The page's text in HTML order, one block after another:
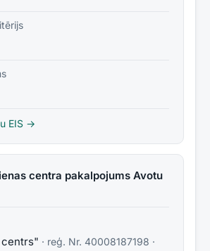
EIS →
centra pakalpojums Avotu
· reģ. Nr. 40008187198 ·